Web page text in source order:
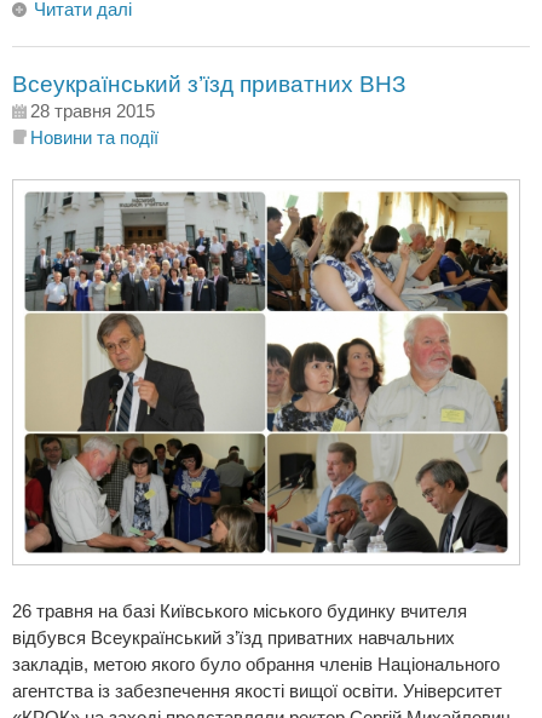
Читати далі
Всеукраїнський з’їзд приватних ВНЗ
28 травня 2015
Новини та події
26 травня на базі Київського міського будинку вчителя
відбувся Всеукраїнський з’їзд приватних навчальних
закладів, метою якого було обрання членів Національного
агентства із забезпечення якості вищої освіти. Університет